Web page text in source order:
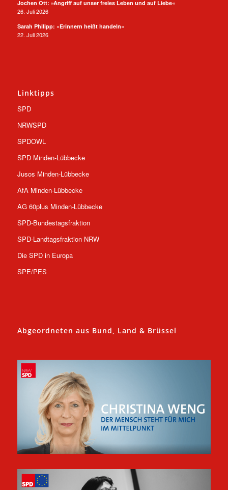
Jochen Ott: »Angriff auf unser freies Leben und auf Liebe«
26. Juli 2026
Sarah Philipp: »Erinnern heißt handeln«
22. Juli 2026
Linktipps
SPD
NRWSPD
SPDOWL
SPD Minden-Lübbecke
Jusos Minden-Lübbecke
AfA Minden-Lübbecke
AG 60plus Minden-Lübbecke
SPD-Bundestagsfraktion
SPD-Landtagsfraktion NRW
Die SPD in Europa
SPE/PES
Abgeordneten aus Bund, Land & Brüssel